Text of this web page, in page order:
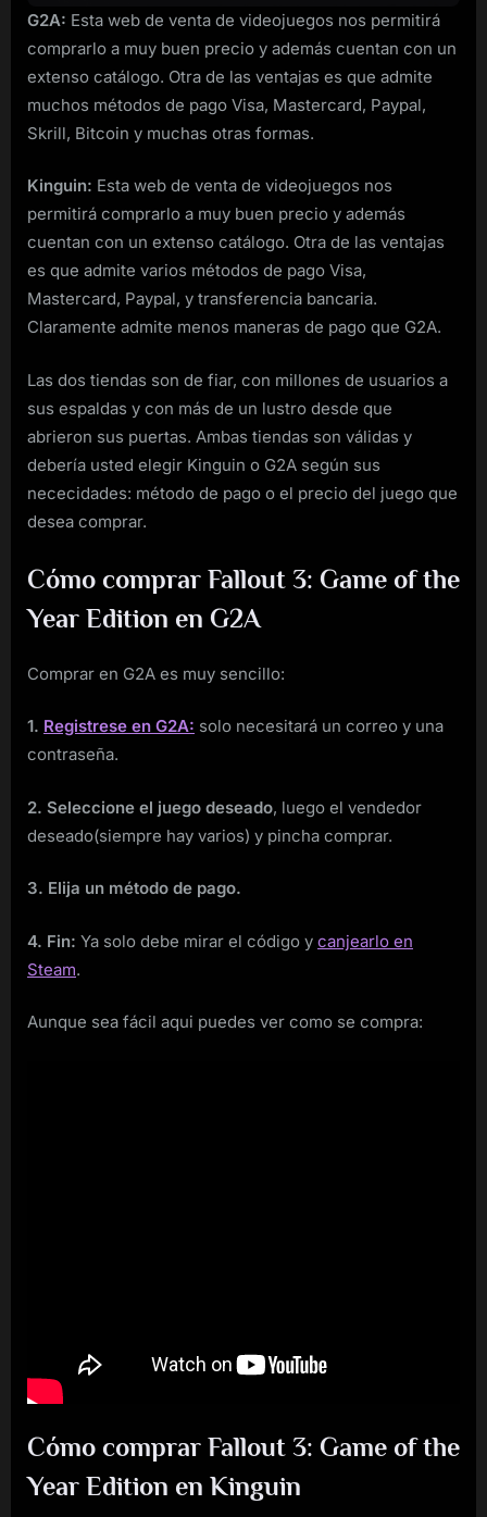
G2A: Esta web de venta de videojuegos nos permitirá
comprarlo a muy buen precio y además cuentan con un
extenso catálogo. Otra de las ventajas es que admite
muchos métodos de pago Visa, Mastercard, Paypal,
Skrill, Bitcoin y muchas otras formas.
Kinguin: Esta web de venta de videojuegos nos
permitirá comprarlo a muy buen precio y además
cuentan con un extenso catálogo. Otra de las ventajas
es que admite varios métodos de pago Visa,
Mastercard, Paypal, y transferencia bancaria.
Claramente admite menos maneras de pago que G2A.
Las dos tiendas son de fiar, con millones de usuarios a
sus espaldas y con más de un lustro desde que
abrieron sus puertas. Ambas tiendas son válidas y
debería usted elegir Kinguin o G2A según sus
nececidades: método de pago o el precio del juego que
desea comprar.
Cómo comprar Fallout 3: Game of the
Year Edition en G2A
Comprar en G2A es muy sencillo:
1. Registrese en G2A: solo necesitará un correo y una
contraseña.
2. Seleccione el juego deseado, luego el vendedor
deseado(siempre hay varios) y pincha comprar.
3. Elija un método de pago.
4. Fin: Ya solo debe mirar el código y canjearlo en
Steam.
Aunque sea fácil aqui puedes ver como se compra:
Cómo comprar Fallout 3: Game of the
Year Edition en Kinguin